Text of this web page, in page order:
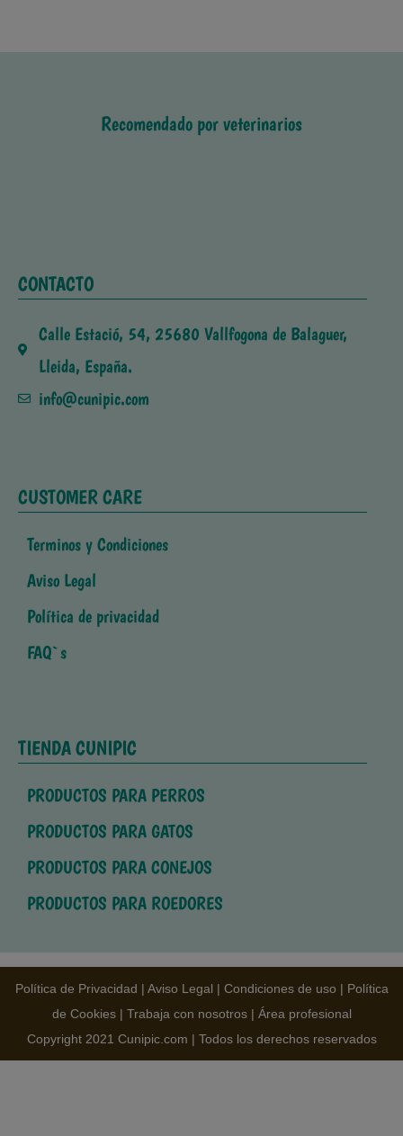
Recomendado por veterinarios
CONTACTO
Calle Estació, 54, 25680 Vallfogona de Balaguer,
Lleida, España.
info@cunipic.com
CUSTOMER CARE
Terminos y Condiciones
Aviso Legal
Política de privacidad
FAQ`s
TIENDA CUNIPIC
PRODUCTOS PARA PERROS
PRODUCTOS PARA GATOS
PRODUCTOS PARA CONEJOS
PRODUCTOS PARA ROEDORES
Política de Privacidad | Aviso Legal | Condiciones de uso | Política
de Cookies| Trabaja con nosotros| Área profesional
Copyright 2021 Cunipic.com | Todos los derechos reservados